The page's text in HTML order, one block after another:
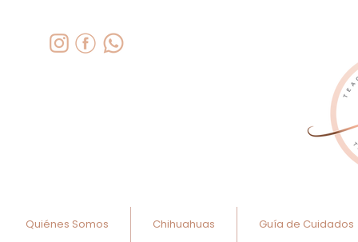
Quiénes Somos Chihuahuas Guía de Cuidados